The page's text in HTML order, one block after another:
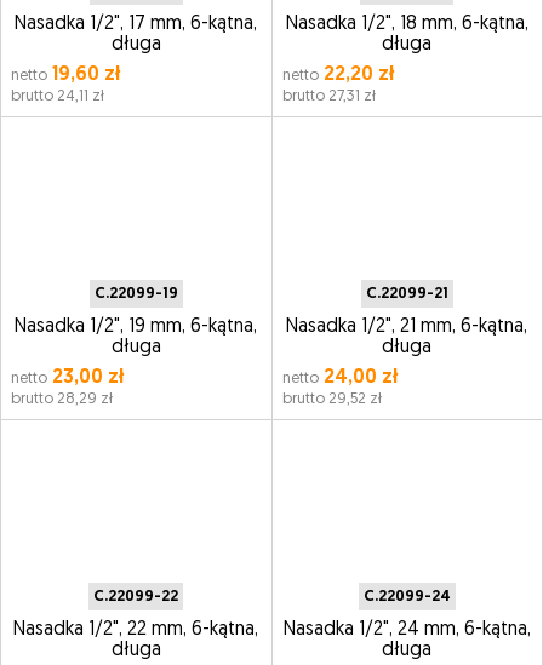
Nasadka 1/2", 17 mm, 6-kątna,
długa
netto 19,60 zł
brutto 24,11 zł
Nasadka 1/2", 18 mm, 6-kątna,
długa
netto22,20 zł
brutto 27,31 zł
C.22099-19
Nasadka 1/2", 19 mm, 6-kątna,
długa
netto 23,00 zł
brutto 28,29 zł
C.22099-21
Nasadka 1/2", 21 mm, 6-kątna,
długa
netto24,00 zł
brutto 29,52 zł
C.22099-22
Nasadka 1/2", 22 mm, 6-kątna,
długa
C.22099-24
Nasadka 1/2", 24 mm, 6-kątna,
długa